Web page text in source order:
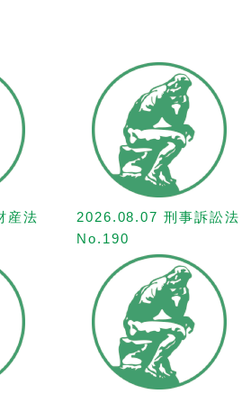
産法
2026.08.07 刑事訴訟法
No.190